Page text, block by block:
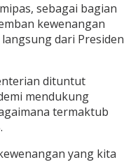
sebagai bagian
kewenangan
dari Presiden
dituntut
mendukung
termaktub
yang kita